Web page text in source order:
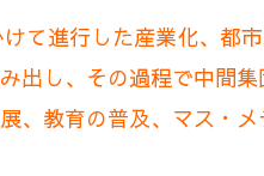
て進行した産業化、都
出し、その過程で中間
、教育の普及、マス・